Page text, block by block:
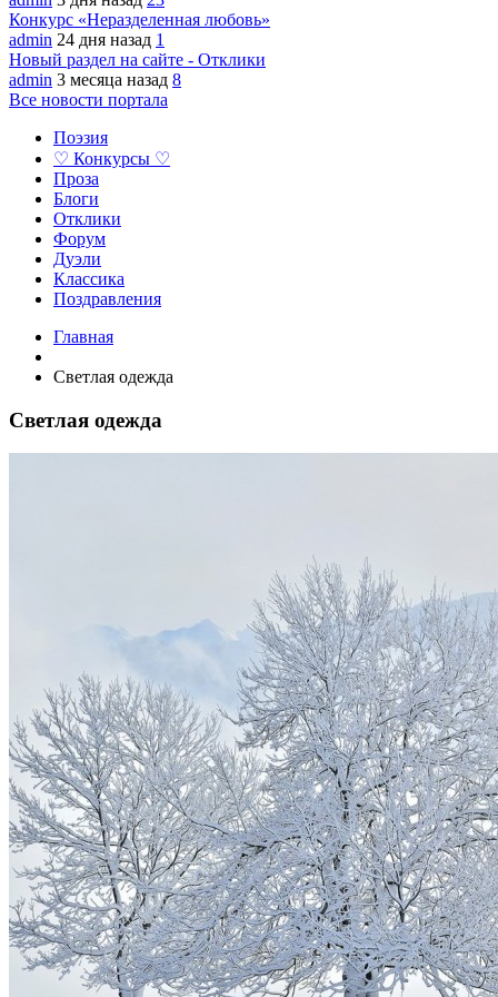
Конкурс «Неразделенная любовь»
admin 24 дня назад 1
Новый раздел на сайте - Отклики
admin 3 месяца назад 8
Все новости портала
Поэзия
♡ Конкурсы ♡
Проза
Блоги
Отклики
Форум
Дуэли
Классика
Поздравления
Главная
Светлая одежда
Светлая одежда